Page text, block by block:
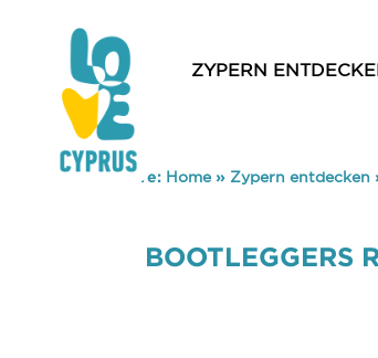
ZYPERN
You are here: Home» Zypern entdecken
BOOTLEGGERS